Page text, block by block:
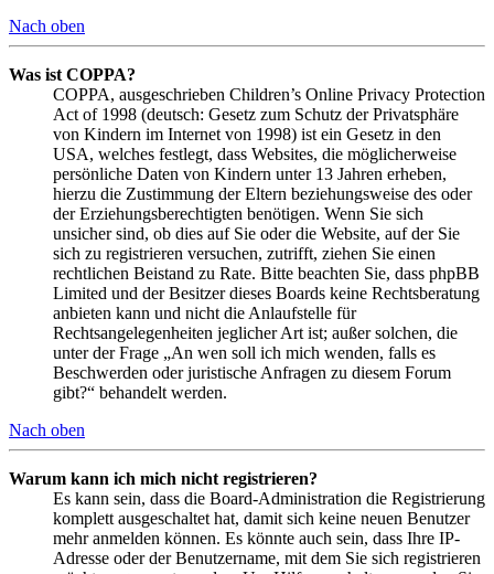
Nach oben
Was ist COPPA?
COPPA, ausgeschrieben Children’s Online Privacy Protection
Act of 1998 (deutsch: Gesetz zum Schutz der Privatsphäre
von Kindern im Internet von 1998) ist ein Gesetz in den
USA, welches festlegt, dass Websites, die möglicherweise
persönliche Daten von Kindern unter 13 Jahren erheben,
hierzu die Zustimmung der Eltern beziehungsweise des oder
der Erziehungsberechtigten benötigen. Wenn Sie sich
unsicher sind, ob dies auf Sie oder die Website, auf der Sie
sich zu registrieren versuchen, zutrifft, ziehen Sie einen
rechtlichen Beistand zu Rate. Bitte beachten Sie, dass phpBB
Limited und der Besitzer dieses Boards keine Rechtsberatung
anbieten kann und nicht die Anlaufstelle für
Rechtsangelegenheiten jeglicher Art ist; außer solchen, die
unter der Frage „An wen soll ich mich wenden, falls es
Beschwerden oder juristische Anfragen zu diesem Forum
gibt?“ behandelt werden.
Nach oben
Warum kann ich mich nicht registrieren?
Es kann sein, dass die Board-Administration die Registrierung
komplett ausgeschaltet hat, damit sich keine neuen Benutzer
mehr anmelden können. Es könnte auch sein, dass Ihre IP-
Adresse oder der Benutzername, mit dem Sie sich registrieren